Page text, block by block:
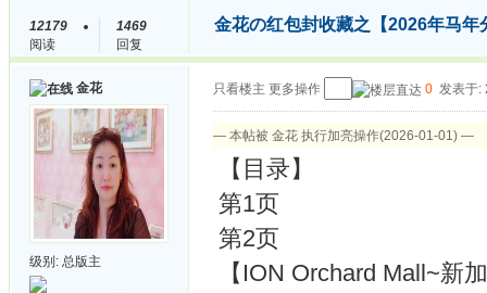
12179
阅读
1469
回复
金花の红包封收藏之【2026年马年
金花
级别: 总版主
只看楼主 更多操作 0 发表于:
— 本帖被 金花 执行加亮操作(2026-01-01) —
【目录】
第1页
第2页
【ION Orchard Mall~新